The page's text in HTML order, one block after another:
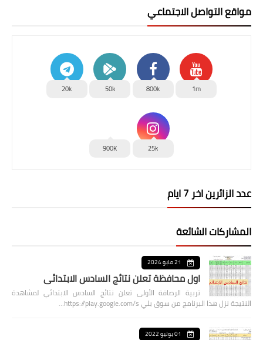
مواقع التواصل الاجتماعي
1m
800k
50k
20k
25k
900K
عدد الزائرين اخر 7 ايام
المشاركات الشائعة
21 مايو 2024
اول محافظة تعلن نتائج السادس الابتدائي
تربية الرصافة الأولى تعلن نتائج السادس الابتدائي لمشاهدة
النتيجة نزل هذا البرنامج من سوق بلي https://play.google.com/s…
01 يوليو 2022